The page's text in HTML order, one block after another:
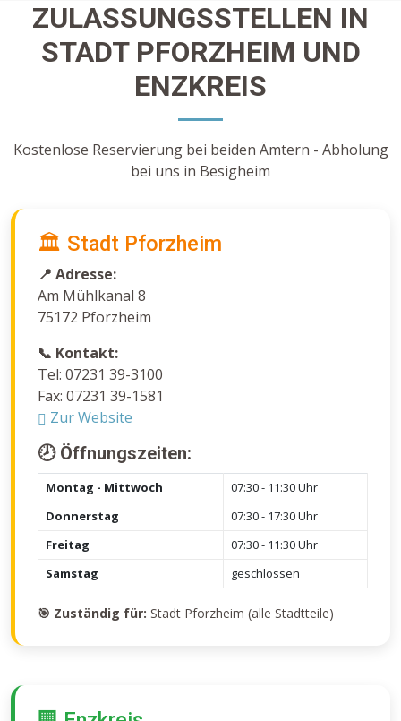
ZULASSUNGSSTELLEN IN
STADT PFORZHEIM UND
ENZKREIS
Kostenlose Reservierung bei beiden Ämtern - Abholung
bei uns in Besigheim
🏛️ Stadt Pforzheim
📍 Adresse:
Am Mühlkanal 8
75172 Pforzheim
📞 Kontakt:
Tel: 07231 39-3100
Fax: 07231 39-1581
Zur Website
🕗 Öffnungszeiten:
Montag - Mittwoch
07:30 - 11:30 Uhr
Donnerstag
07:30 - 17:30 Uhr
Freitag
07:30 - 11:30 Uhr
Samstag
geschlossen
🎯 Zuständig für: Stadt Pforzheim (alle Stadtteile)